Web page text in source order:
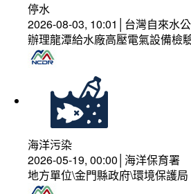
停水
2026-08-03, 10:01│台灣自來水
辦理龍潭給水廠高壓電氣設備檢
海洋污染
2026-05-19, 00:00│海洋保育署
地方單位\金門縣政府\環境保護